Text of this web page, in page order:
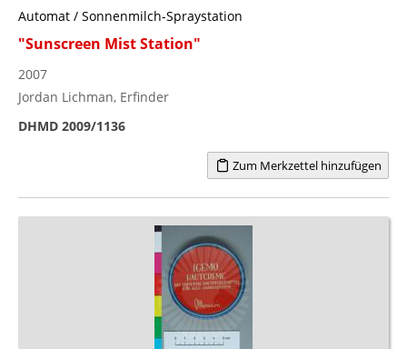
Automat / Sonnenmilch-Spraystation
"Sunscreen Mist Station"
2007
Jordan Lichman, Erfinder
DHMD 2009/1136
Zum Merkzettel hinzufügen